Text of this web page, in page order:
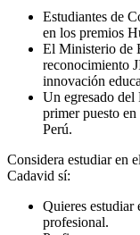
Estudiantes de
en los premios
El Ministerio de
reconocimiento
innovación
Un egresado del
primer puesto
Perú.
Considera estudiar en
Cadavid sí:
Quieres estudiar
profesional.